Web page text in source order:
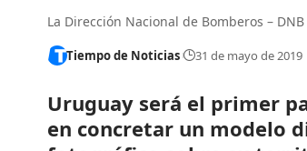
La Dirección Nacional de Bomberos –
Tiempo de Noticias 31 de mayo de 2019
Uruguay será el primer
en concretar un modelo